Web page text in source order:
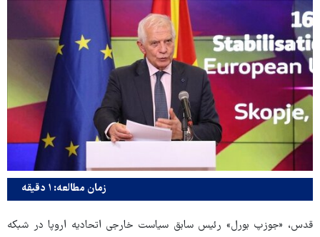
زمان مطالعه: ۱ دقیقه
قدس، «جوزپ بورل» رئیس سابق سیاست خارجی اتحادیه اروپا در شبکه